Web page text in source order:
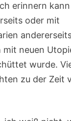
erinnern
oder mit
neuen
wurde.
zu der Zeit